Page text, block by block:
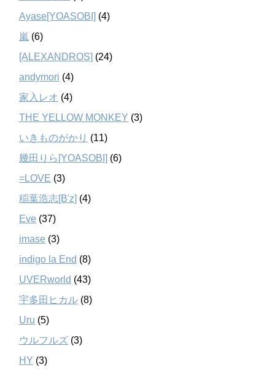
Ayase[YOASOBI] (4)
嵐 (6)
[ALEXANDROS] (24)
andymori (4)
家入レオ (4)
THE YELLOW MONKEY (3)
いきものがかり (11)
幾田りら[YOASOBI] (6)
=LOVE (3)
稲葉浩志[B'z] (4)
Eve (37)
imase (3)
indigo la End (8)
UVERworld (43)
宇多田ヒカル (8)
Uru (5)
ウルフルズ (3)
HY (3)